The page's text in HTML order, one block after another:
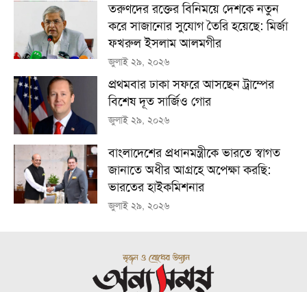
তরুণদের রক্তের বিনিময়ে দেশকে নতুন
করে সাজানোর সুযোগ তৈরি হয়েছে: মির্জা
ফখরুল ইসলাম আলমগীর
জুলাই ২৯, ২০২৬
প্রথমবার ঢাকা সফরে আসছেন ট্রাম্পের
বিশেষ দূত সার্জিও গোর
জুলাই ২৯, ২০২৬
বাংলাদেশের প্রধানমন্ত্রীকে ভারতে স্বাগত
জানাতে অধীর আগ্রহে অপেক্ষা কর‌ছি:
ভারতের হাইকমিশনার
জুলাই ২৯, ২০২৬